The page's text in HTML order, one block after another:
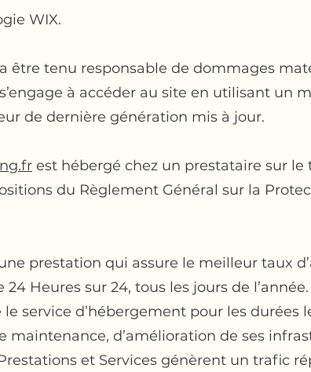
WIX.
être tenu responsable de dommages
à accéder au site en utilisant un
de dernière génération mis à jour.
est hébergé chez un prestataire sur le
du Règlement Général sur la
prestation qui assure le meilleur taux
Heures sur 24, tous les jours de
service d’hébergement pour les durées
maintenance, d’amélioration de ses
et Services génèrent un trafic